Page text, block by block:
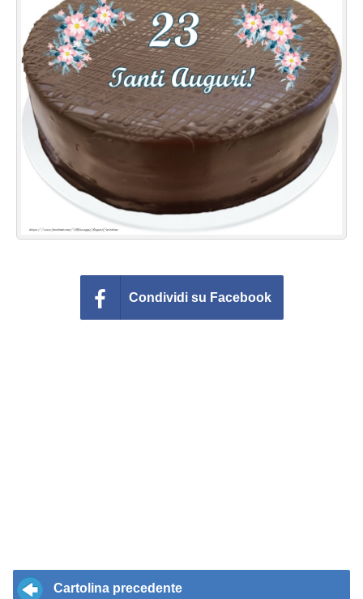
Cartoline giorni settimana
Cartoline musicali
Cartoline animate
Accedi
Condividi su Facebook
Cartolina precedente